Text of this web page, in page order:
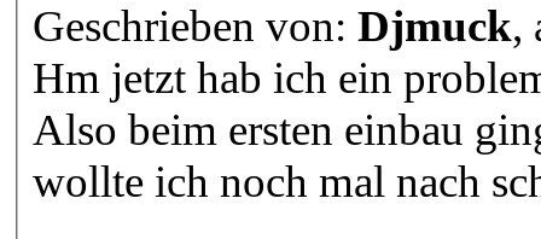
Geschrieben von: Djmuck,
Hm jetzt hab ich ein
Also beim ersten einbau
wollte ich noch mal nach